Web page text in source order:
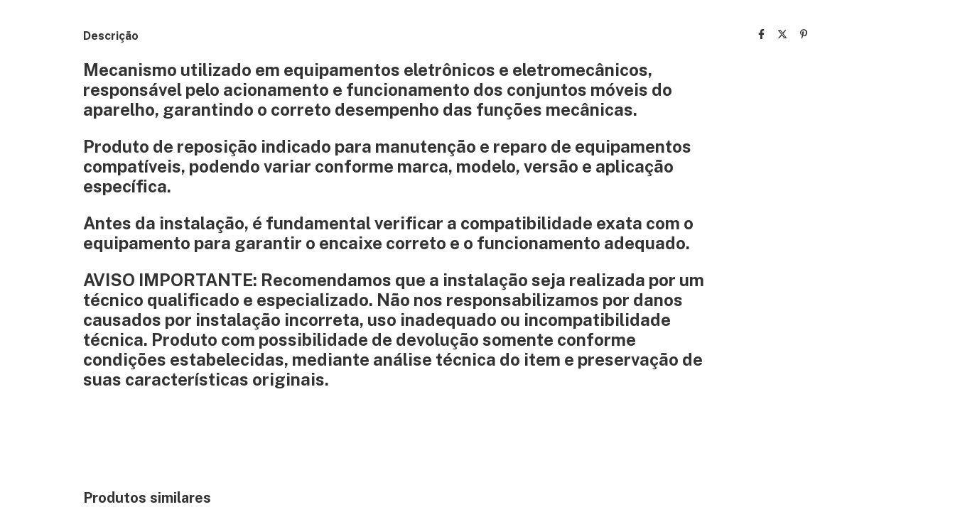
Descrição
Mecanismo utilizado em equipamentos eletrônicos e eletromecânicos,
responsável pelo acionamento e funcionamento dos conjuntos móveis do
aparelho, garantindo o correto desempenho das funções mecânicas.
Produto de reposição indicado para manutenção e reparo de equipamentos
compatíveis, podendo variar conforme marca, modelo, versão e aplicação
específica.
Antes da instalação, é fundamental verificar a compatibilidade exata com o
equipamento para garantir o encaixe correto e o funcionamento adequado.
AVISO IMPORTANTE: Recomendamos que a instalação seja realizada por um
técnico qualificado e especializado. Não nos responsabilizamos por danos
causados por instalação incorreta, uso inadequado ou incompatibilidade
técnica. Produto com possibilidade de devolução somente conforme
condições estabelecidas, mediante análise técnica do item e preservação de
suas características originais.
Produtos similares